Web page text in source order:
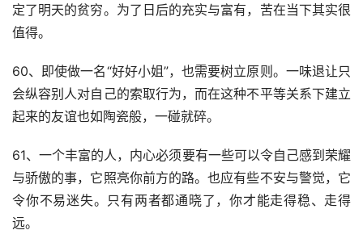
定了明天的贫穷。为了日后的充实与富有，苦在当下其实很
值得。
60、即使做一名“好好小姐”，也需要树立原则。一味退让只
会纵容别人对自己的索取行为，而在这种不平等关系下建立
起来的友谊也如陶瓷般，一碰就碎。
61、一个丰富的人，内心必须要有一些可以令自己感到荣耀
与骄傲的事，它照亮你前方的路。也应有些不安与警觉，它
令你不易迷失。只有两者都通晓了，你才能走得稳、走得
远。